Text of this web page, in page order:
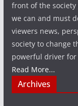
front of the
we can and must
viewers news,
society to change
powerful driver
Read More...
Archives